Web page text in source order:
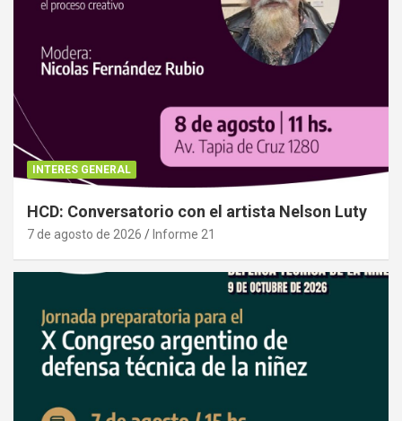
INTERES GENERAL
HCD: Conversatorio con el artista Nelson Luty
7 de agosto de 2026 Informe 21